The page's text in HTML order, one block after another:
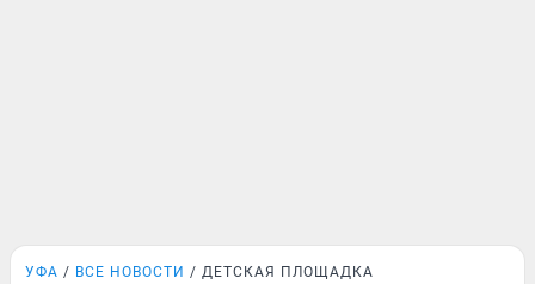
УФА ВСЕ НОВОСТИ ДЕТСКАЯ ПЛОЩАДКА